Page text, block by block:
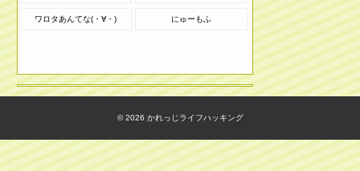
ワロタあんてな(・∀・) にゅーもふ
© 2026 かれっじライフハッキング